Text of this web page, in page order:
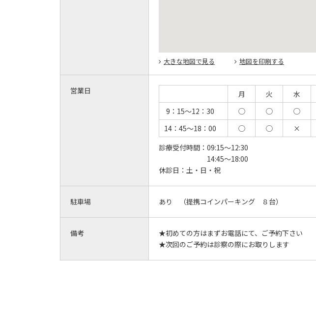
大きな地図で見る 地図を印刷する
営業日 月 火 水
9：15～12：30
◯ ◯ ◯
14：45～18：00
◯ ◯ ×
診療受付時間： 09:15～12:30
14:45～18:00
休診日： 土・日・祝
駐車場 あり （提携コインパーキング ８台）
備考
★初めての方はまずお電話にて、ご予約下さい
★次回のご予約は診察の際にお取りします